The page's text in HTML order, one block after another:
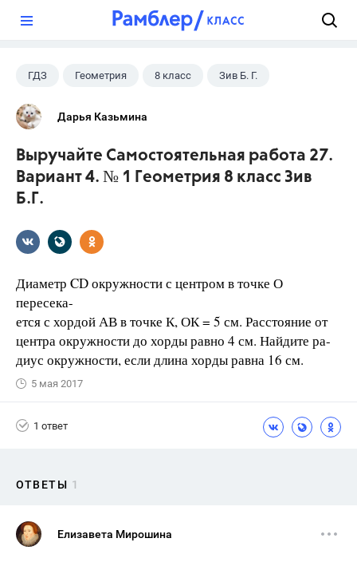
ГДЗ Геометрия 8 класс Зив Б. Г.
Дарья Казьмина
Выручайте Самостоятельная работа 27.
Вариант 4. № 1 Геометрия 8 класс Зив
Б.Г.
Диаметр CD окружности с центром в точке О
пересека-
ется с хордой АВ в точке К, ОК = 5 см. Расстояние от
центра окружности до хорды равно 4 см. Найдите ра-
диус окружности, если длина хорды равна 16 см.
5 мая 2017
1 ответ
ОТВЕТЫ 1
Елизавета Мирошина